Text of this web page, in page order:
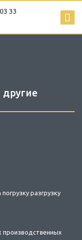
33
разгрузку
производственных